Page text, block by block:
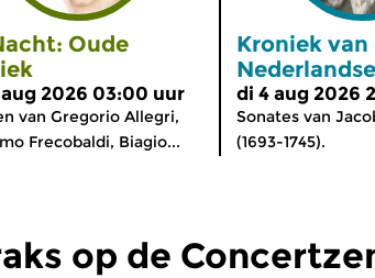
Oude
2026 03:00 uur
van Gregorio Allegri,
Frecobaldi, Biagio...
Kroniek van
di 4 aug 2026
Sonates van
(1693-1745).
op de